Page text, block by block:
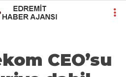
CEO’su